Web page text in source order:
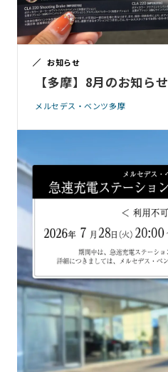
お知らせ
【多摩】8月のお知らせ
メルセデス・ベンツ多摩